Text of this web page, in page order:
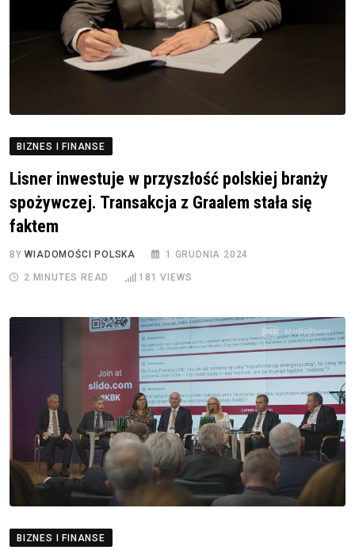
BIZNES I FINANSE
Lisner inwestuje w przyszłość polskiej branży
spożywczej. Transakcja z Graalem stała się
faktem
BYWIADOMOŚCI POLSKA 1 GRUDNIA 2024
2 MINUTES READ 181 VIEWS
BIZNES I FINANSE